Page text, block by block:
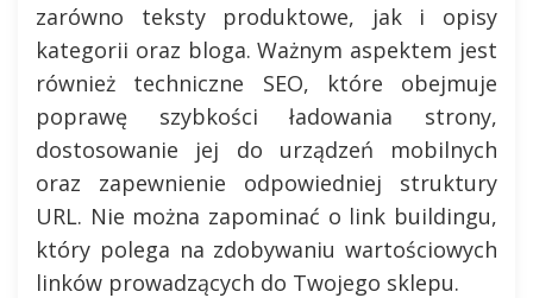
zarówno teksty produktowe, jak i opisy
kategorii oraz bloga. Ważnym aspektem jest
również techniczne SEO, które obejmuje
poprawę szybkości ładowania strony,
dostosowanie jej do urządzeń mobilnych
oraz zapewnienie odpowiedniej struktury
URL. Nie można zapominać o link buildingu,
który polega na zdobywaniu wartościowych
linków prowadzących do Twojego sklepu.